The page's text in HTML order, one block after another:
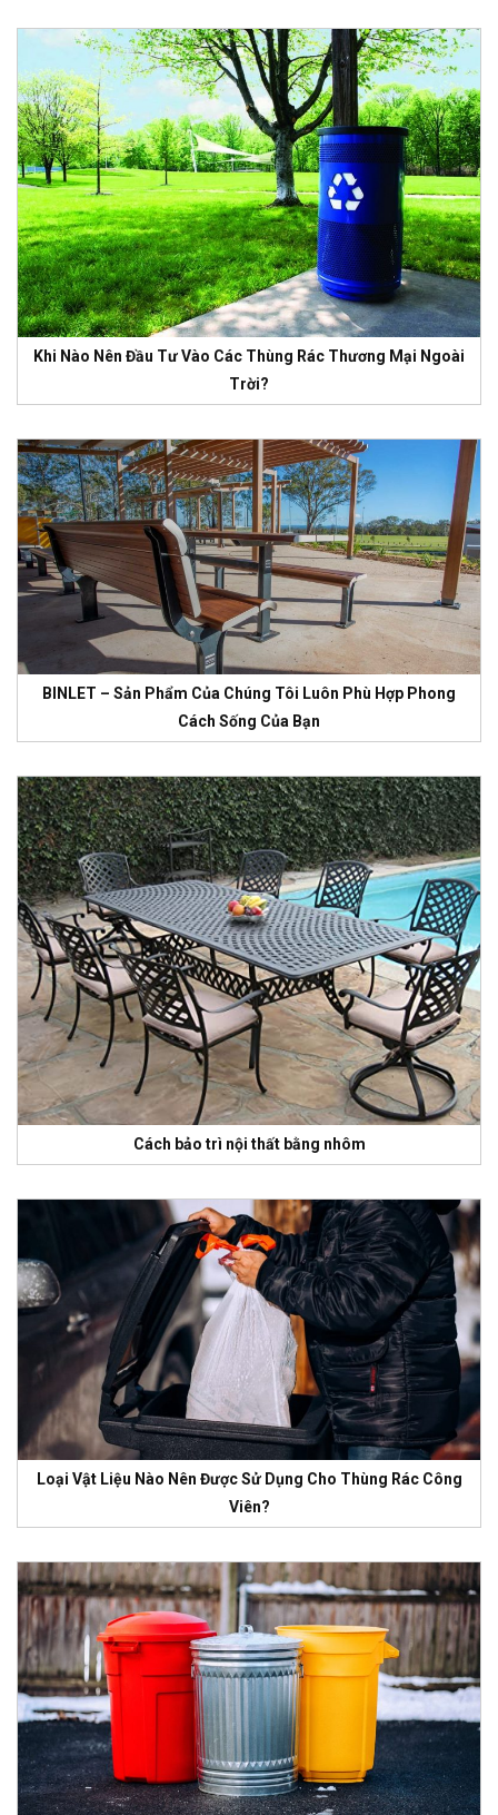
Khi Nào Nên Đầu Tư Vào Các Thùng Rác Thương Mại Ngoài
Trời?
BINLET – Sản Phẩm Của Chúng Tôi Luôn Phù Hợp Phong
Cách Sống Của Bạn
Cách bảo trì nội thất bằng nhôm
Loại Vật Liệu Nào Nên Được Sử Dụng Cho Thùng Rác Công
Viên?